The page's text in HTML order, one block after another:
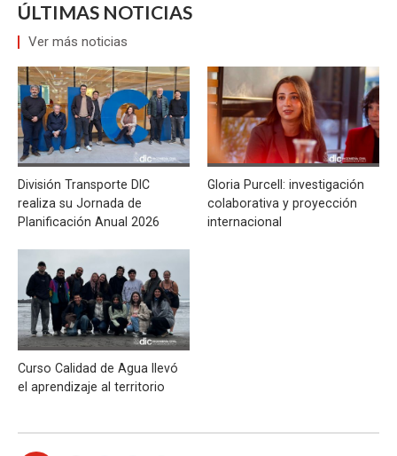
ÚLTIMAS NOTICIAS
Ver más noticias
División Transporte DIC
realiza su Jornada de
Planificación Anual 2026
Gloria Purcell: investigación
colaborativa y proyección
internacional
Curso Calidad de Agua llevó
el aprendizaje al territorio